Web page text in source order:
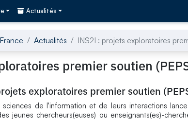
Actualités
Actualités INS2I : projets exploratoires
premier soutien
exploratoires premier soutien
sciences de l'information et de leurs interactions
jeunes chercheurs(euses) ou enseignants(es)-